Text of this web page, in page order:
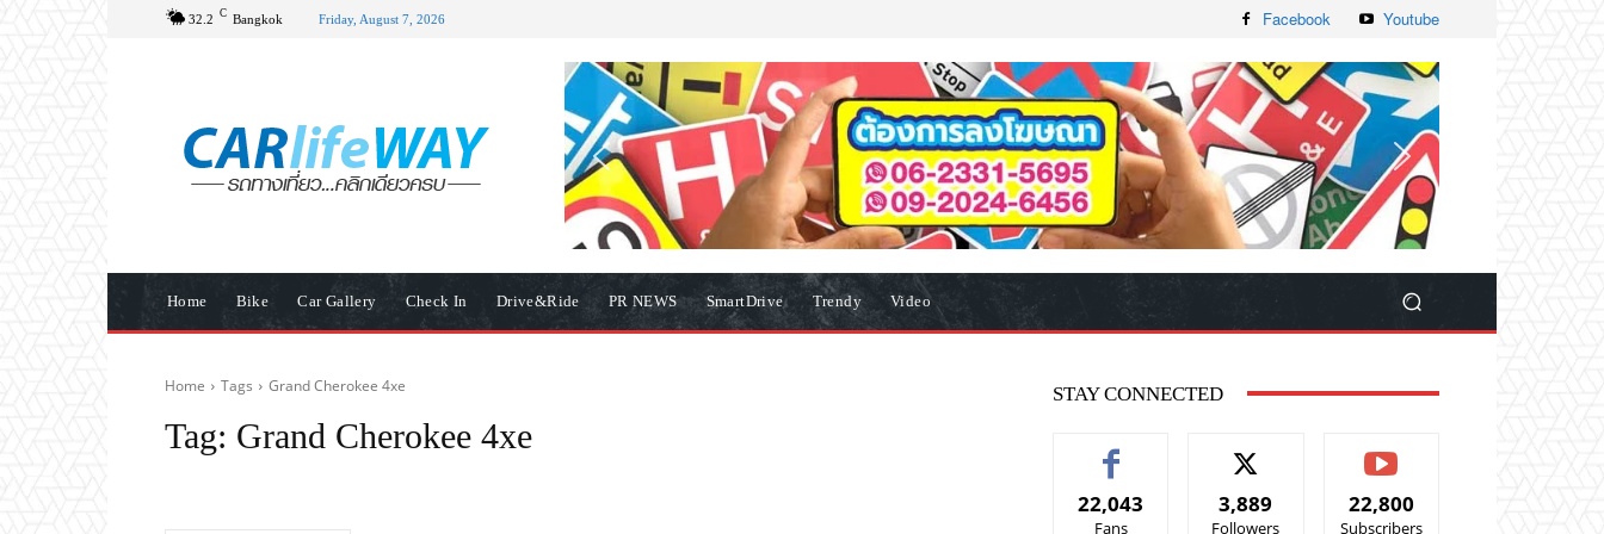
32.2 C Bangkok Friday, August 7, 2026 Facebook Youtube
Home Bike Car Gallery Check In Drive&Ride PR NEWS SmartDrive Trendy Video
Home Tags Grand Cherokee 4xe
Tag: Grand Cherokee 4xe
STAY CONNECTED
22,043
Fans
3,889
Followers
22,800
Subscribers